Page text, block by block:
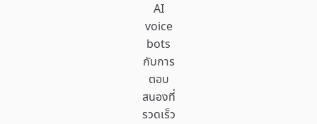
AI
voice
bots
กับการ
ตอบ
สนองที่
รวดเร็ว